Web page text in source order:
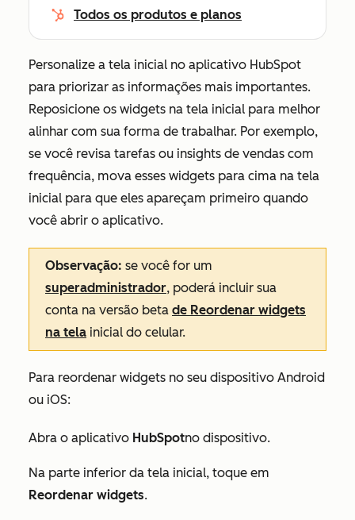
Todos os produtos e planos
Personalize a tela inicial no aplicativo HubSpot
para priorizar as informações mais importantes.
Reposicione os widgets na tela inicial para melhor
alinhar com sua forma de trabalhar. Por exemplo,
se você revisa tarefas ou insights de vendas com
frequência, mova esses widgets para cima na tela
inicial para que eles apareçam primeiro quando
você abrir o aplicativo.
Observação: se você for um
superadministrador, poderá incluir sua
conta na versão beta de Reordenar widgets
na tela inicial do celular.
Para reordenar widgets no seu dispositivo Android
ou iOS:
Abra o aplicativo HubSpotno dispositivo.
Na parte inferior da tela inicial, toque em
Reordenar widgets.